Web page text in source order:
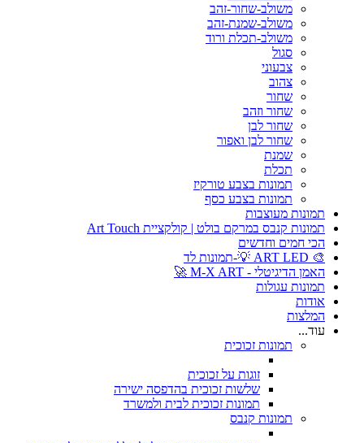
משולב-שחור-זהב
משולב-שמנת-זהב
משולב-תכלת ורוד
סגול
צבעוני
צהוב
שחור
שחור וזהב
שחור לבן
שחור לבן ואפור
שמנת
תכלת
תמונות בצבע טורקיז
תמונות בצבע כסף
תמונות מעוצבות
תמונות קנבס במרקם בולט | קולקציית Art Touch
הכי חמים וחדשים
🎨 ART LED 💡-תמונות לד
האמן הדיגיטלי - M-X ART 🚀
תמונות עגולות
אודות
המלצות
עוד...
תמונות זכוכית
זוגות על זכוכית
שלשות זכוכית בהדפסה ישירה
תמונות זכוכית לבית ולמשרד
תמונות קנבס